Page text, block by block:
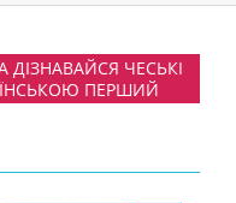
ЧЕСЬКІ
ПЕРШИЙ